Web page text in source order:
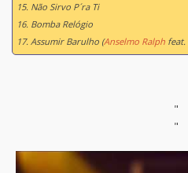
15. Não Sirvo P´ra Ti
16. Bomba Relógio
17. Assumir Barulho (Anselmo Ralph feat.
"
"